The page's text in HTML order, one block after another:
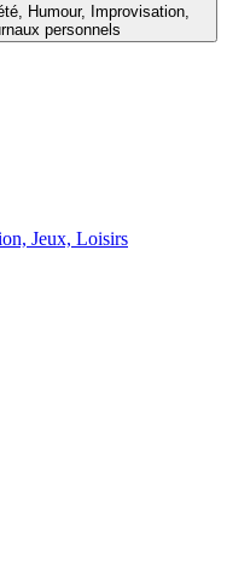
Humour, Improvisation,
personnels
Jeux, Loisirs